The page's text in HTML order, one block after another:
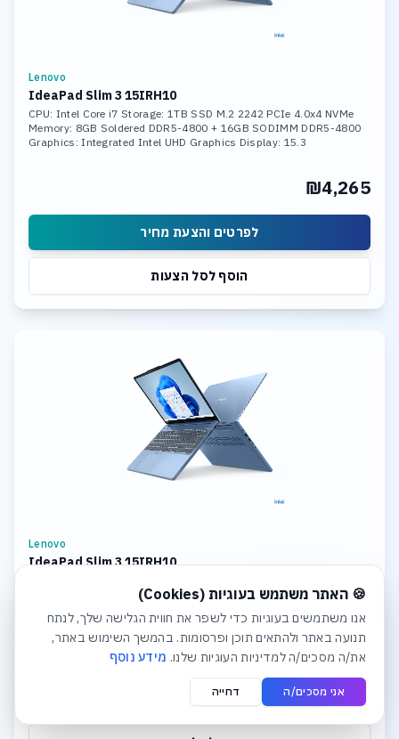
Lenovo
IdeaPad Slim 3 15IRH10
CPU: Intel Core i7 Storage: 1TB SSD M.2 2242 PCIe 4.0x4 NVMe
Memory: 8GB Soldered DDR5-4800 + 16GB SODIMM DDR5-4800
Graphics: Integrated Intel UHD Graphics Display: 15.3
₪4,265
לפרטים והצעת מחיר
הוסף לסל הצעות
Lenovo
IdeaPad Slim 3 15IRH10
Memory: 8GB Soldered DDR5-4800 + 16GB SODIMM DDR5-4800
₪4,381
לפרטים והצעת מחיר
חלונית עוגיות נפתחה אוטומטית. לסגירה יש ללחוץ על כפתור
🍪 האתר משתמש בעוגיות (Cookies)
אנו משתמשים בעוגיות כדי לשפר את חווית הגלישה שלך, לנתח
תנועה באתר ולהתאים תוכן ופרסומות. בהמשך השימוש באתר,
את/ה מסכים/ה למדיניות העוגיות שלנו. מידע נוסף
אני מסכים/ה דחייה